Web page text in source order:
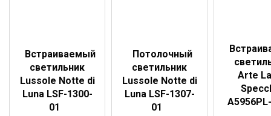
Встраиваемый
светильник
Lussole Notte di
Luna LSF-1300-
01
Потолочный
светильник
Lussole Notte di
Luna LSF-1307-
01
Arte